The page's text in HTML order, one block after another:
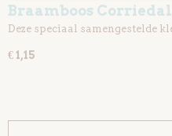
Braamboos
Deze speciaal samengestelde
€ 1,15